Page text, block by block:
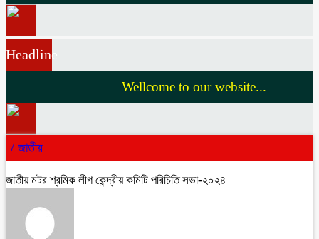
Headline
Wellcome to our website...
/ জাতীয়
জাতীয় মটর শ্রমিক লীগ কেন্দ্রীয় কমিটি পরিচিতি সভা-২০২৪